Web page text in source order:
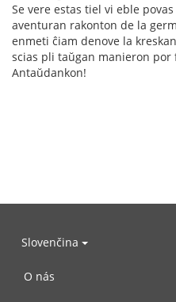
Se vere estas tiel vi eble
aventuran rakonton de la
enmeti ĉiam denove la
scias pli taŭgan manieron por
Antaŭdankon!
Slovenčina
O nás